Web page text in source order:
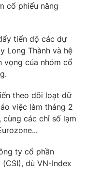
cổ phiếu năng
tiến độ các dự
Long Thành và hệ
của nhóm cổ
theo dõi loạt dữ
việc làm tháng 2
cùng các chỉ số lạm
ty cổ phần
dù VN-Index